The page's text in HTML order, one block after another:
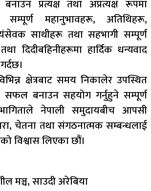
प्रत्यक्ष तथा अप्रत्यक्ष रूपमा
महानुभावहरू, अतिथिहरू,
साथीहरू तथा सहभागी सम्पूर्ण
दिदीबहिनीहरूमा हार्दिक धन्यवाद
क्षेत्रबाट समय निकालेर उपस्थित
सफल बनाउन सहयोग गर्नुहुने सम्पूर्ण
नेपाली समुदायबीच आपसी
चेतना तथा संगठनात्मक सम्बन्धलाई
विश्वास लिएका छौं।
मञ्च, साउदी अरेबिया